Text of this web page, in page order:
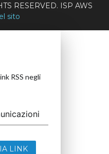
RESERVED. ISP AWS
sito
RSS negli
LINK